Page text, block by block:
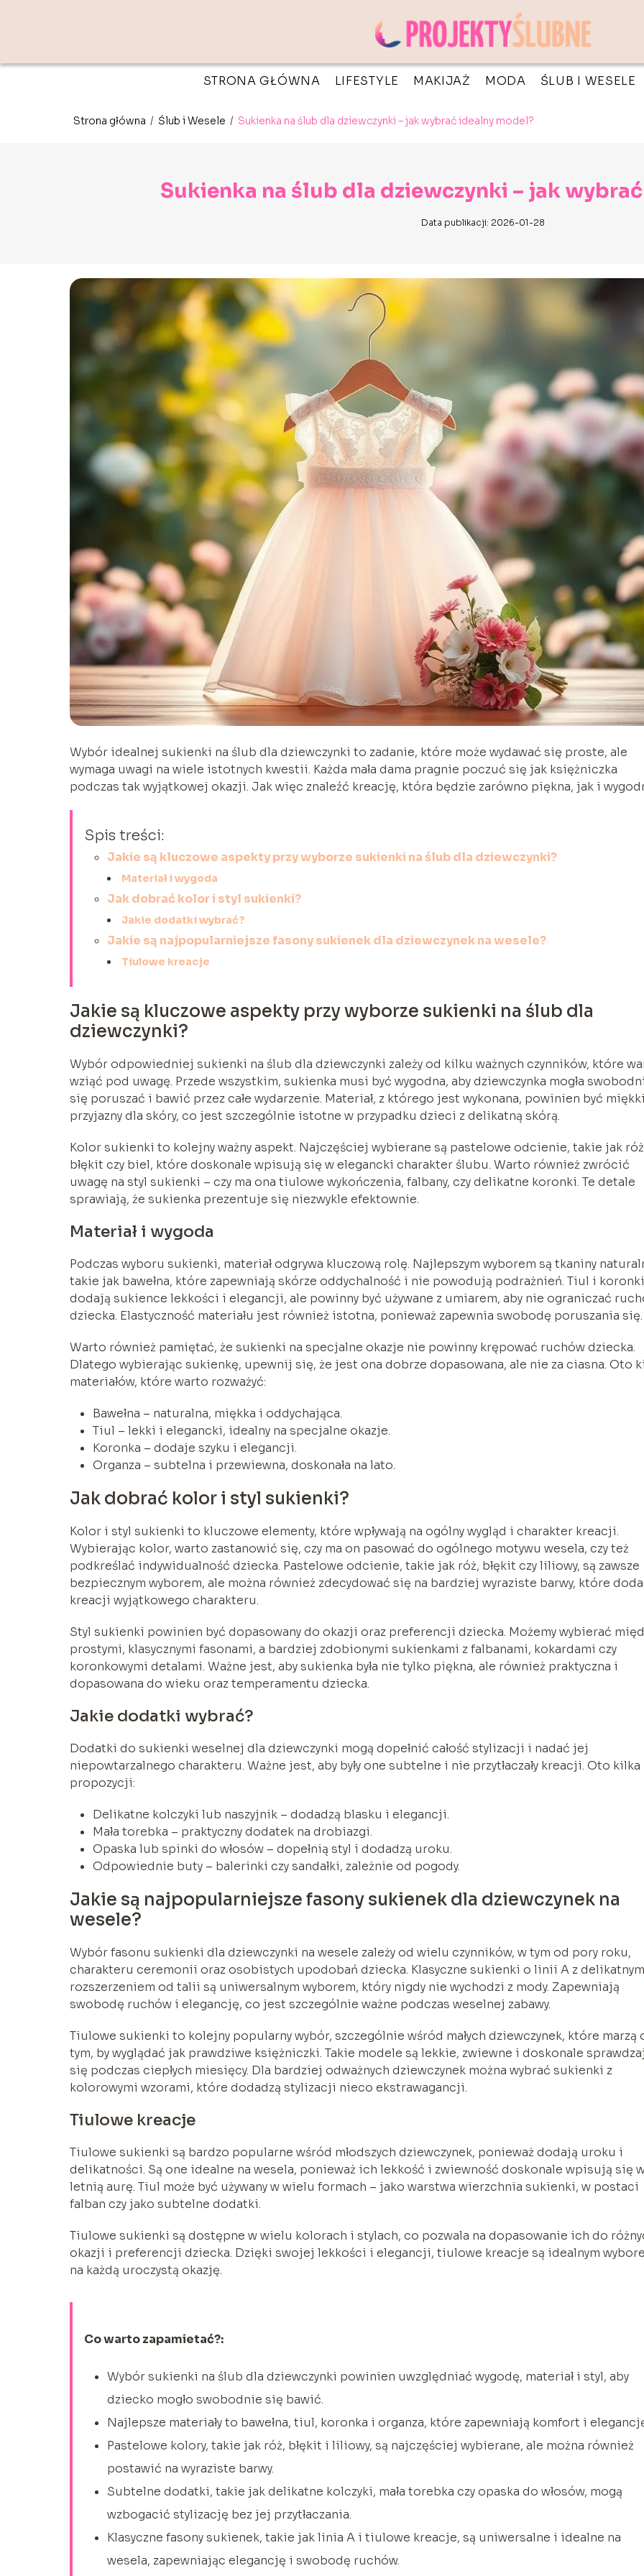
STRONA GŁÓWNA LIFESTYLE MAKIJAŻ MODA ŚLUB I WESELE
Strona główna / Ślub i Wesele / Sukienka na ślub dla dziewczynki – jak wybrać idealny model?
Sukienka na ślub dla dziewczynki – jak
Data publikacji: 2026-01-28
Wybór idealnej sukienki na ślub dla dziewczynki to zadanie, które może wydawać się proste, ale
wymaga uwagi na wiele istotnych kwestii. Każda mała dama pragnie poczuć się jak księżniczka
podczas tak wyjątkowej okazji. Jak więc znaleźć kreację, która będzie zarówno piękna, jak i
Spis treści:
Jakie są kluczowe aspekty przy wyborze sukienki na ślub dla dziewczynki?
Materiał i wygoda
Jak dobrać kolor i styl sukienki?
Jakie dodatki wybrać?
Jakie są najpopularniejsze fasony sukienek dla dziewczynek na wesele?
Tiulowe kreacje
Jakie są kluczowe aspekty przy wyborze sukienki na ślub dla
dziewczynki?
Wybór odpowiedniej sukienki na ślub dla dziewczynki zależy od kilku ważnych czynników, które
wziąć pod uwagę. Przede wszystkim, sukienka musi być wygodna, aby dziewczynka mogła
się poruszać i bawić przez całe wydarzenie. Materiał, z którego jest wykonana, powinien być
przyjazny dla skóry, co jest szczególnie istotne w przypadku dzieci z delikatną skórą.
Kolor sukienki to kolejny ważny aspekt. Najczęściej wybierane są pastelowe odcienie, takie jak
błękit czy biel, które doskonale wpisują się w elegancki charakter ślubu. Warto również zwrócić
uwagę na styl sukienki – czy ma ona tiulowe wykończenia, falbany, czy delikatne koronki. Te detale
sprawiają, że sukienka prezentuje się niezwykle efektownie.
Materiał i wygoda
Podczas wyboru sukienki, materiał odgrywa kluczową rolę. Najlepszym wyborem są tkaniny
takie jak bawełna, które zapewniają skórze oddychalność i nie powodują podrażnień. Tiul i koronki
dodają sukience lekkości i elegancji, ale powinny być używane z umiarem, aby nie ograniczać
dziecka. Elastyczność materiału jest również istotna, ponieważ zapewnia swobodę poruszania się.
Warto również pamiętać, że sukienki na specjalne okazje nie powinny krępować ruchów dziecka.
Dlatego wybierając sukienkę, upewnij się, że jest ona dobrze dopasowana, ale nie za ciasna. Oto
materiałów, które warto rozważyć:
Bawełna – naturalna, miękka i oddychająca.
Tiul – lekki i elegancki, idealny na specjalne okazje.
Koronka – dodaje szyku i elegancji.
Organza – subtelna i przewiewna, doskonała na lato.
Jak dobrać kolor i styl sukienki?
Kolor i styl sukienki to kluczowe elementy, które wpływają na ogólny wygląd i charakter kreacji.
Wybierając kolor, warto zastanowić się, czy ma on pasować do ogólnego motywu wesela, czy też
podkreślać indywidualność dziecka. Pastelowe odcienie, takie jak róż, błękit czy liliowy, są zawsze
bezpiecznym wyborem, ale można również zdecydować się na bardziej wyraziste barwy, które
kreacji wyjątkowego charakteru.
Styl sukienki powinien być dopasowany do okazji oraz preferencji dziecka. Możemy wybierać
prostymi, klasycznymi fasonami, a bardziej zdobionymi sukienkami z falbanami, kokardami czy
koronkowymi detalami. Ważne jest, aby sukienka była nie tylko piękna, ale również praktyczna i
dopasowana do wieku oraz temperamentu dziecka.
Jakie dodatki wybrać?
Dodatki do sukienki weselnej dla dziewczynki mogą dopełnić całość stylizacji i nadać jej
niepowtarzalnego charakteru. Ważne jest, aby były one subtelne i nie przytłaczały kreacji. Oto kilka
propozycji:
Delikatne kolczyki lub naszyjnik – dodadzą blasku i elegancji.
Mała torebka – praktyczny dodatek na drobiazgi.
Opaska lub spinki do włosów – dopełnią styl i dodadzą uroku.
Odpowiednie buty – balerinki czy sandałki, zależnie od pogody.
Jakie są najpopularniejsze fasony sukienek dla dziewczynek na
wesele?
Wybór fasonu sukienki dla dziewczynki na wesele zależy od wielu czynników, w tym od pory roku,
charakteru ceremonii oraz osobistych upodobań dziecka. Klasyczne sukienki o linii A z delikatnym
rozszerzeniem od talii są uniwersalnym wyborem, który nigdy nie wychodzi z mody. Zapewniają
swobodę ruchów i elegancję, co jest szczególnie ważne podczas weselnej zabawy.
Tiulowe sukienki to kolejny popularny wybór, szczególnie wśród małych dziewczynek, które marzą
tym, by wyglądać jak prawdziwe księżniczki. Takie modele są lekkie, zwiewne i doskonale
się podczas ciepłych miesięcy. Dla bardziej odważnych dziewczynek można wybrać sukienki z
kolorowymi wzorami, które dodadzą stylizacji nieco ekstrawagancji.
Tiulowe kreacje
Tiulowe sukienki są bardzo popularne wśród młodszych dziewczynek, ponieważ dodają uroku i
delikatności. Są one idealne na wesela, ponieważ ich lekkość i zwiewność doskonale wpisują się
letnią aurę. Tiul może być używany w wielu formach – jako warstwa wierzchnia sukienki, w postaci
falban czy jako subtelne dodatki.
Tiulowe sukienki są dostępne w wielu kolorach i stylach, co pozwala na dopasowanie ich do
okazji i preferencji dziecka. Dzięki swojej lekkości i elegancji, tiulowe kreacje są idealnym
na każdą uroczystą okazję.
Co warto zapamietać?:
Wybór sukienki na ślub dla dziewczynki powinien uwzględniać wygodę, materiał i styl, aby
dziecko mogło swobodnie się bawić.
Najlepsze materiały to bawełna, tiul, koronka i organza, które zapewniają komfort i
Pastelowe kolory, takie jak róż, błękit i liliowy, są najczęściej wybierane, ale można również
postawić na wyraziste barwy.
Subtelne dodatki, takie jak delikatne kolczyki, mała torebka czy opaska do włosów, mogą
wzbogacić stylizację bez jej przytłaczania.
Klasyczne fasony sukienek, takie jak linia A i tiulowe kreacje, są uniwersalne i idealne na
wesela, zapewniając elegancję i swobodę ruchów.